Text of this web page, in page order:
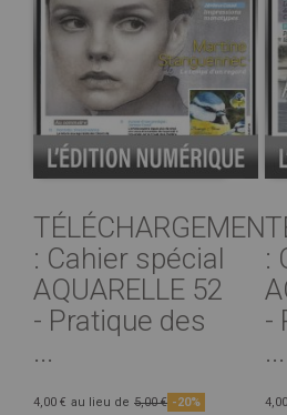
TÉLÉCHARGEMENT
: Cahier spécial
AQUARELLE 52
- Pratique des
...
4,00 € au lieu de 5,00 € -20%
:
-
...